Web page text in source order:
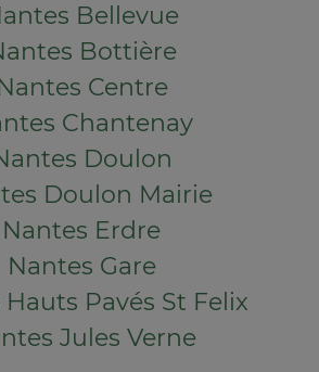
Bellevue
Bottière
Centre
Chantenay
Doulon
Doulon Mairie
Nantes Erdre
Nantes Gare
Pavés St Felix
Jules Verne